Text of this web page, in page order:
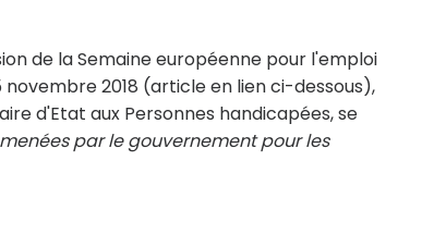
de la Semaine européenne pour l'emploi
novembre 2018 (article en lien ci-dessous),
d'Etat aux Personnes handicapées, se
par le gouvernement pour les